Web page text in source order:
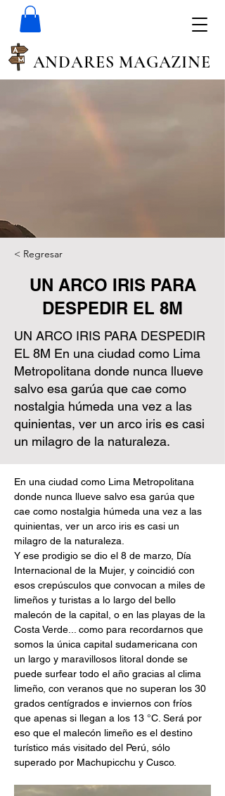
ANDARES MAGAZINE
< Regresar
UN ARCO IRIS PARA
DESPEDIR EL 8M
UN ARCO IRIS PARA DESPEDIR
EL 8M En una ciudad como Lima
Metropolitana donde nunca llueve
salvo esa garúa que cae como
nostalgia húmeda una vez a las
quinientas, ver un arco iris es casi
un milagro de la naturaleza.
En una ciudad como Lima Metropolitana
donde nunca llueve salvo esa garúa que
cae como nostalgia húmeda una vez a las
quinientas, ver un arco iris es casi un
milagro de la naturaleza.
Y ese prodigio se dio el 8 de marzo, Día
Internacional de la Mujer, y coincidió con
esos crepúsculos que convocan a miles de
limeños y turistas a lo largo del bello
malecón de la capital, o en las playas de la
Costa Verde... como para recordarnos que
somos la única capital sudamericana con
un largo y maravillosos litoral donde se
puede surfear todo el año gracias al clima
limeño, con veranos que no superan los 30
grados centígrados e inviernos con fríos
que apenas si llegan a los 13 °C. Será por
eso que el malecón limeño es el destino
turístico más visitado del Perú, sólo
superado por Machupicchu y Cusco.